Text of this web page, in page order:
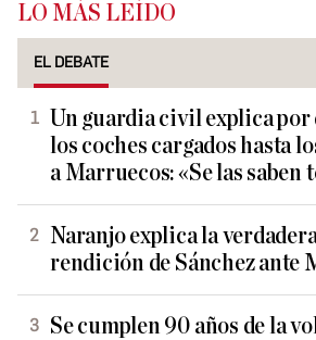
LO MÁS LEÍDO
EL DEBATE
Un guardia civil explica por
los coches cargados hasta
a Marruecos: «Se las saben
Naranjo explica la
rendición de Sánchez ante
Se cumplen 90 años de la